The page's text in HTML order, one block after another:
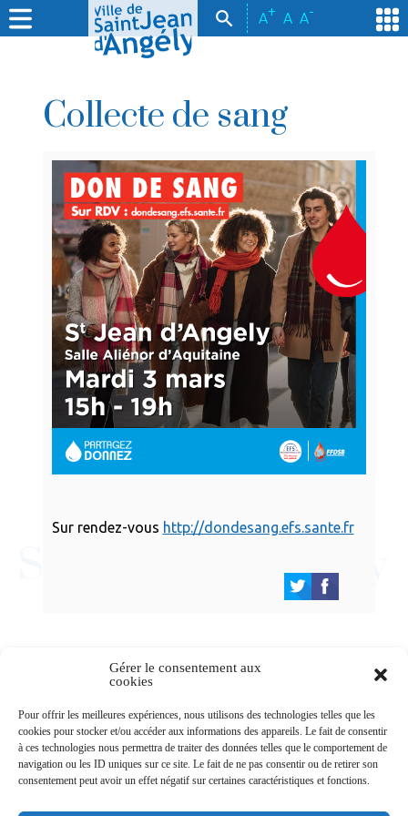
Gérer le consentement aux
cookies
Pour offrir les meilleures expériences, nous utilisons des technologies telles que les
cookies pour stocker et/ou accéder aux informations des appareils. Le fait de consentir
à ces technologies nous permettra de traiter des données telles que le comportement de
navigation ou les ID uniques sur ce site. Le fait de ne pas consentir ou de retirer son
consentement peut avoir un effet négatif sur certaines caractéristiques et fonctions.
A+ A A-
Collecte de sang
Sur rendez-vous http://dondesang.efs.sante.fr
Newsletters
Abonnez-vous à la newsletter
>